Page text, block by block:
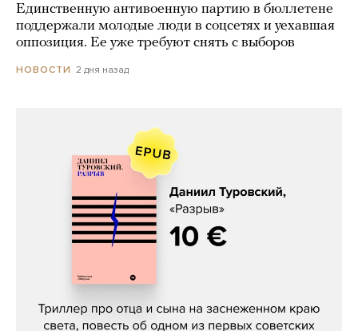
Единственную антивоенную партию в бюллетене
поддержали молодые люди в соцсетях и уехавшая
оппозиция. Ее уже требуют снять с выборов
НОВОСТИ 2 дня назад
Даниил Туровский, «Разрыв»